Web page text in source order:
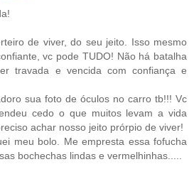
de viver, do seu jeito. Isso mesmo
vc pode TUDO! Não há batalha
travada e vencida com confiança e
sua foto de óculos no carro tb!!! Vc
cedo o que muitos levam a vida
achar nosso jeito prórpio de viver!
meu bolo. Me empresta essa fofucha
bochechas lindas e vermelhinhas.....